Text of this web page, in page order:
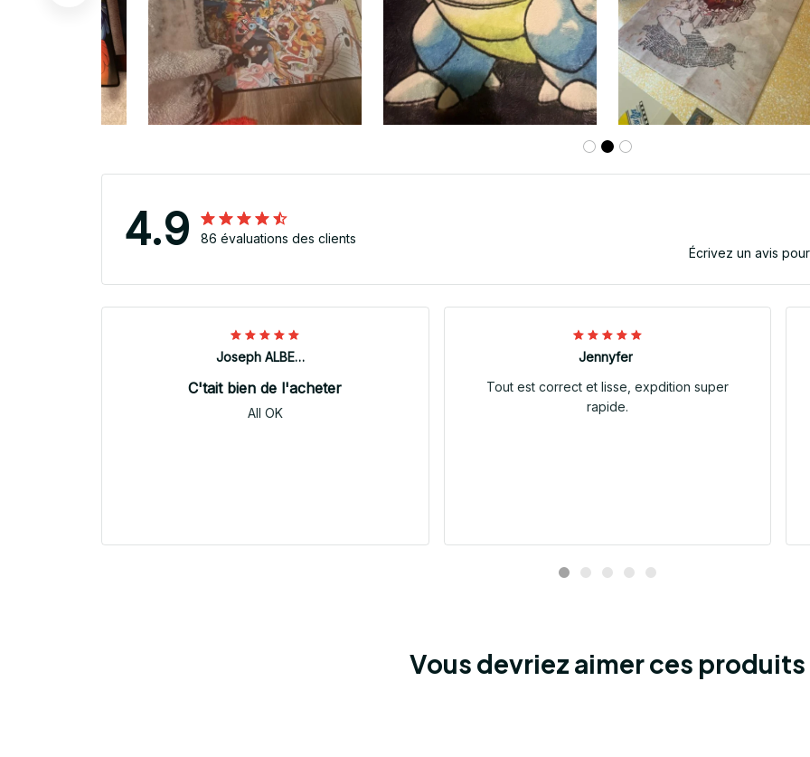
4.9
86 évaluations des clients
Écrivez un avis
Joseph ALBERTINI
C'tait bien de l'acheter
All OK
Jennyfer
Tout est correct et lisse, expdition super
rapide.
Vous devriez aimer ces produits